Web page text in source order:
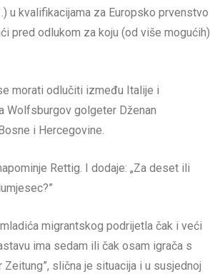
u kvalifikacijama za Europsko prvenstvo
pred odlukom za koju (od više mogućih)
morati odlučiti između Italije i
Wolfsburgov golgeter Dženan
i Hercegovine.
Rettig. I dodaje: „Za deset ili
migrantskog podrijetla čak i veći
ima sedam ili čak osam igrača s
slična je situacija i u susjednoj